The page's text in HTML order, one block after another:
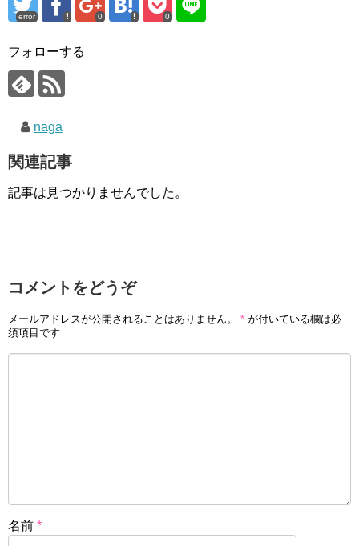
error 0 0
フォローする
naga
関連記事
記事は見つかりませんでした。
コメントをどうぞ
メールアドレスが公開されることはありません。 * が付いている欄は必
須項目です
名前 *